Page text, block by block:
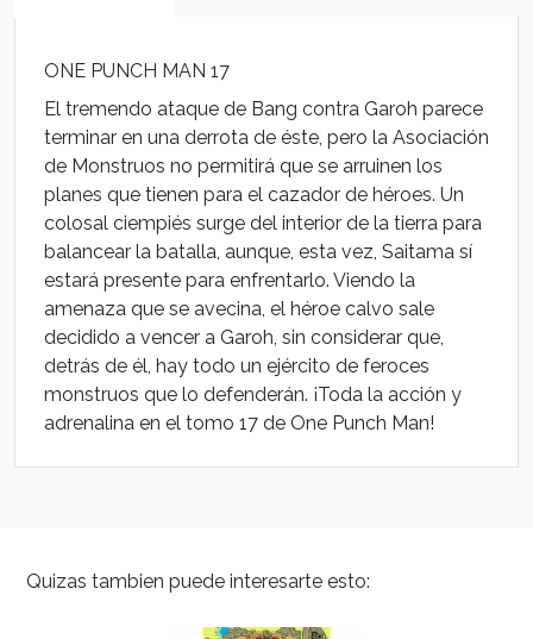
ONE PUNCH MAN 17
El tremendo ataque de Bang contra Garoh parece
terminar en una derrota de éste, pero la Asociación
de Monstruos no permitirá que se arruinen los
planes que tienen para el cazador de héroes. Un
colosal ciempiés surge del interior de la tierra para
balancear la batalla, aunque, esta vez, Saitama sí
estará presente para enfrentarlo. Viendo la
amenaza que se avecina, el héroe calvo sale
decidido a vencer a Garoh, sin considerar que,
detrás de él, hay todo un ejército de feroces
monstruos que lo defenderán. ¡Toda la acción y
adrenalina en el tomo 17 de One Punch Man!
Quizas tambien puede interesarte esto: